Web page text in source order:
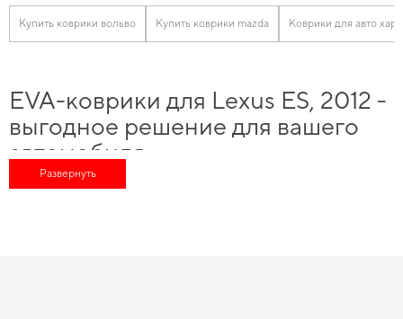
Купить коврики вольво Купить коврики mazda Коврики для авто
EVA-коврики для Lexus ES, 2012 -
выгодное решение для вашего
автомобиля
Обновите функциональность своего авто,
Развернуть